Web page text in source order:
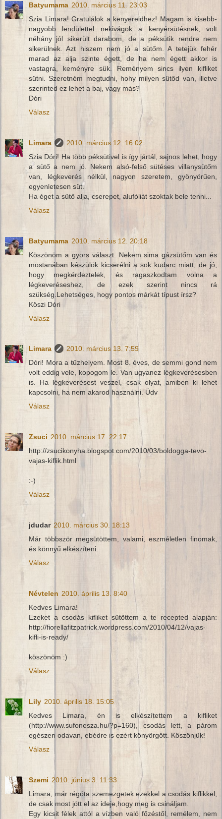
Batyumama 2010. március 11. 23:03
Szia Limara! Gratulálok a kenyereidhez! Magam is kisebb-
nagyobb lendülettel nekivágok a kenyérsütésnek, volt
néhány jól sikerült darabom, de a péksütik rendre nem
sikerülnek. Azt hiszem nem jó a sütőm. A tetejük fehér
marad az alja szinte égett, de ha nem égett akkor is
vastagra, keményre sük. Reményem sincs ilyen kifliket
sütni. Szeretném megtudni, hohy milyen sütőd van, illetve
szerinted ez lehet a baj, vagy más?
Dóri
Válasz
Limara
2010. március 12. 16:02
Szia Dóri! Ha több péksütivel is így jártál, sajnos lehet, hogy
a sütő a nem jó. Nekem alsó-felső sütéses villanysütőm
van, légkeverés nélkül, nagyon szeretem, gyönyörűen,
egyenletesen süt.
Ha éget a sütő alja, cserepet, alufóliát szoktak bele tenni...
Válasz
Batyumama 2010. március 12. 20:18
Köszönöm a gyors választ. Nekem sima gázsütőm van és
mostanában készülök kicserélni a sok kudarc miatt, de jó,
hogy megkérdeztelek, és ragaszkodtam volna a
légkeveréseshez, de ezek szerint nincs rá
szükség.Lehetséges, hogy pontos márkát típust írsz?
Köszi Dóri
Válasz
Limara
2010. március 13. 7:59
Dóri! Mora a tűzhelyem. Most 8. éves, de semmi gond nem
volt eddig vele, kopogom le. Van ugyanez légkeverésesben
is. Ha légkeverésest veszel, csak olyat, amiben ki lehet
kapcsolni, ha nem akarod használni. Üdv
Válasz
Zsuci 2010. március 17. 22:17
http://zsucikonyha.blogspot.com/2010/03/boldogga-tevo-
vajas-kiflik.html
:-)
Válasz
jdudar 2010. március 30. 18:13
Már többször megsütöttem, valami, eszméletlen finomak,
és könnyű elkészíteni.
Válasz
Névtelen 2010. április 13. 8:40
Kedves Limara!
Ezeket a csodás kifliket sütöttem a te recepted alapján:
http://fiorellafitzpatrick.wordpress.com/2010/04/12/vajas-
kifli-is-ready/
köszönöm :)
Válasz
Lily 2010. április 18. 15:05
Kedves Limara, én is elkészítettem a kifliket
(http://www.sufonesza.hu/?p=160), csodás lett, a párom
egészen odavan, ebédre is ezért könyörgött. Köszönjük!
Válasz
Szemi 2010. június 3. 11:33
Limara, már régóta szemezgetek ezekkel a csodás kiflikkel,
de csak most jött el az ideje,hogy meg is csináljam.
Egy kicsit félek attól a vízben való főzéstől, remélem, nem